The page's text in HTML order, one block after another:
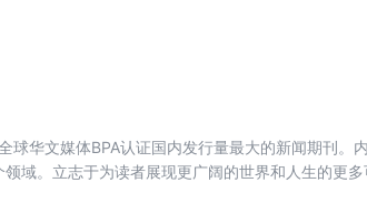
球华文媒体BPA认证国内发行量最大的新闻期刊。
域。立志于为读者展现更广阔的世界和人生的更多